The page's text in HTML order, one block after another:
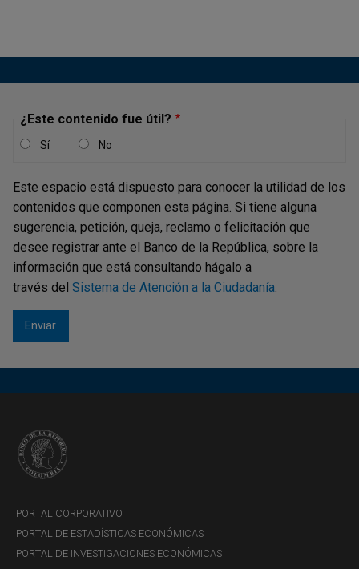
¿Este contenido fue útil?
Sí No
Este espacio está dispuesto para conocer la utilidad de los
contenidos que componen esta página. Si tiene alguna
sugerencia, petición, queja, reclamo o felicitación que
desee registrar ante el Banco de la República, sobre la
información que está consultando hágalo a
través del Sistema de Atención a la Ciudadanía.
PORTAL CORPORATIVO
PORTAL DE ESTADÍSTICAS ECONÓMICAS
PORTAL DE INVESTIGACIONES ECONÓMICAS